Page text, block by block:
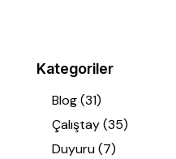
Kategoriler
Blog(31)
Çalıştay(35)
Duyuru(7)